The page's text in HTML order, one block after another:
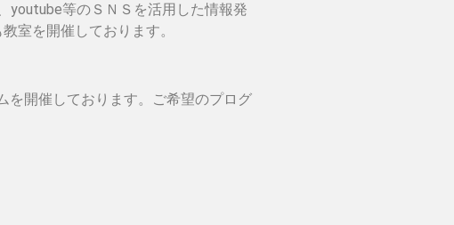
youtube等のＳＮＳを活用した情報発
室を開催しております。
を開催しております。ご希望のプログ